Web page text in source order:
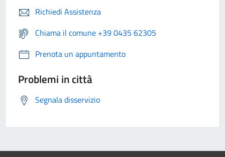
Richiedi Assistenza
Chiama il comune +39 0435 62305
Prenota un appuntamento
Problemi in città
Segnala disservizio